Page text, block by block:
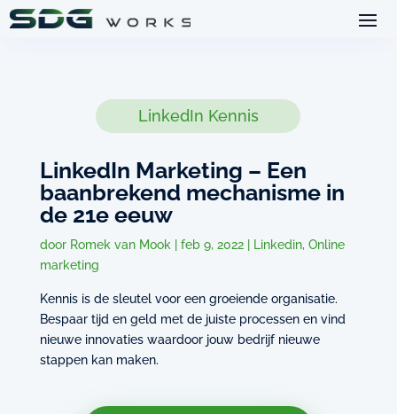
LinkedIn Kennis
LinkedIn Marketing – Een
baanbrekend mechanisme in
de 21e eeuw
door Romek van Mook feb 9, 2022| Linkedin, Online
marketing
Kennis is de sleutel voor een groeiende organisatie.
Bespaar tijd en geld met de juiste processen en vind
nieuwe innovaties waardoor jouw bedrijf nieuwe
stappen kan maken.